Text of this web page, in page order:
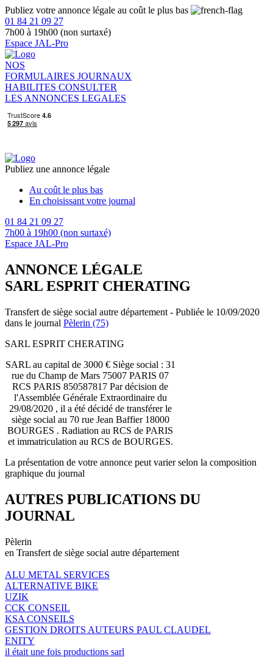
Publiez votre annonce légale au coût le plus bas
01 84 21 09 27
7h00 à 19h00 (non surtaxé)
Espace JAL-Pro
NOS
FORMULAIRES JOURNAUX
HABILITES CONSULTER
LES ANNONCES LEGALES
Publiez une annonce légale
Au coût le plus bas
En choisissant votre journal
01 84 21 09 27
7h00 à 19h00 (non surtaxé)
Espace JAL-Pro
ANNONCE LÉGALE
SARL ESPRIT CHERATING
Transfert de siège social autre département - Publiée le 10/09/2020
dans le journal Pèlerin (75)
SARL ESPRIT CHERATING
SARL au capital de 3000 € Siège social : 31
rue du Champ de Mars 75007 PARIS 07
RCS PARIS 850587817 Par décision de
l'Assemblée Générale Extraordinaire du
29/08/2020 , il a été décidé de transférer le
siège social au 70 rue Jean Baffier 18000
BOURGES . Radiation au RCS de PARIS
et immatriculation au RCS de BOURGES.
La présentation de votre annonce peut varier selon la composition
graphique du journal
AUTRES PUBLICATIONS DU
JOURNAL
Pèlerin
en Transfert de siège social autre département
ALU METAL SERVICES
ALTERNATIVE BIKE
UZIK
CCK CONSEIL
KSA CONSEILS
GESTION DROITS AUTEURS PAUL CLAUDEL
ENITY
il était une fois productions sarl